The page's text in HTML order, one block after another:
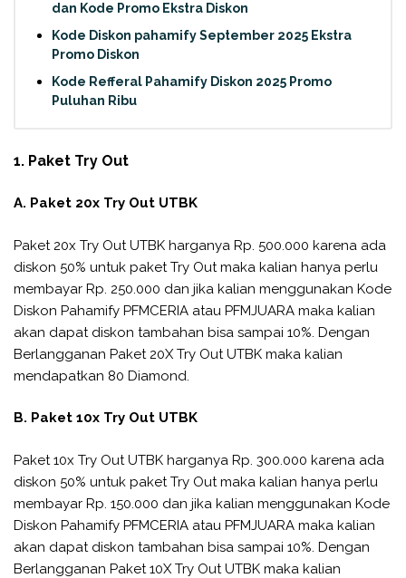
dan Kode Promo Ekstra Diskon
Kode Diskon pahamify September 2025 Ekstra
Promo Diskon
Kode Refferal Pahamify Diskon 2025 Promo
Puluhan Ribu
1. Paket Try Out
A. Paket 20x Try Out UTBK
Paket 20x Try Out UTBK harganya Rp. 500.000 karena ada
diskon 50% untuk paket Try Out maka kalian hanya perlu
membayar Rp. 250.000 dan jika kalian menggunakan Kode
Diskon Pahamify PFMCERIA atau PFMJUARA maka kalian
akan dapat diskon tambahan bisa sampai 10%. Dengan
Berlangganan Paket 20X Try Out UTBK maka kalian
mendapatkan 80 Diamond.
B. Paket 10x Try Out UTBK
Paket 10x Try Out UTBK harganya Rp. 300.000 karena ada
diskon 50% untuk paket Try Out maka kalian hanya perlu
membayar Rp. 150.000 dan jika kalian menggunakan Kode
Diskon Pahamify PFMCERIA atau PFMJUARA maka kalian
akan dapat diskon tambahan bisa sampai 10%. Dengan
Berlangganan Paket 10X Try Out UTBK maka kalian